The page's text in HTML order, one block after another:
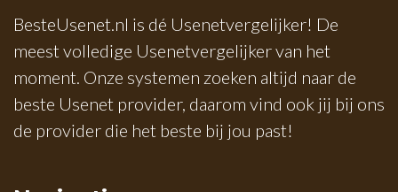
BesteUsenet.nl is dé Usenetvergelijker! De
meest volledige Usenetvergelijker van het
moment. Onze systemen zoeken altijd naar de
beste Usenet provider, daarom vind ook jij bij ons
de provider die het beste bij jou past!